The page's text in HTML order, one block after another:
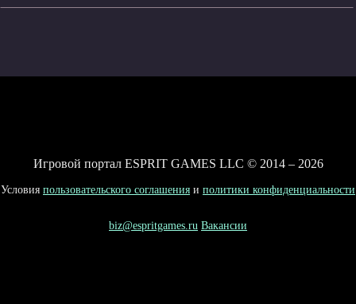
Игровой портал ESPRIT GAMES LLC © 2014 – 2026
Условия пользовательского соглашения и политики конфиденциальности
biz@espritgames.ru Вакансии